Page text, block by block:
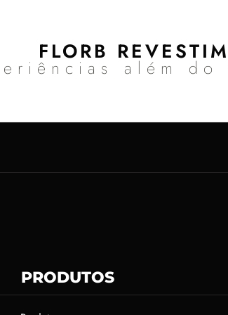
FLORB
além do
PRODUTOS